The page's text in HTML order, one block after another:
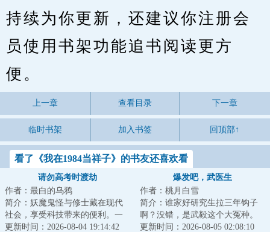
持续为你更新，还建议你注册会
员使用书架功能追书阅读更方
便。
上一章 查看目录 下一章
临时书架 加入书签 回顶部↑
看了《我在1984当祥子》的书友还喜欢看
请勿高考时渡劫
作者：最白的乌鸦
简介：妖魔鬼怪与修士藏在现代
社会，享受科技带来的便利。一
千岁树妖冒充名贵古树，月月领
更新时间：2026-08-04 19:14:42
爆发吧，武医生
作者：桃月白雪
简介：谁家好研究生拉三年钩子
啊？没错，是武毅这个大冤种。
临近毕业的硕士研究生武毅，回
更新时间：2026-08-05 02:08:10